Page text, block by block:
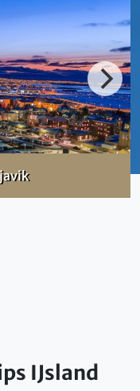
IJsland